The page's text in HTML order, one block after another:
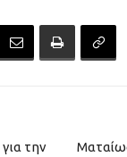
την